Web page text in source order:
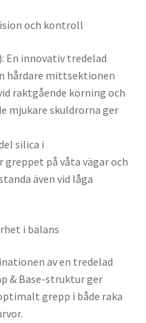
och kontroll
En innovativ tredelad
hårdare mittsektionen
raktgående körning och
mjukare skuldrorna ger
silica i
på våta vägar och
även vid låga
i balans
av en tredelad
& Base-struktur ger
grepp i både raka